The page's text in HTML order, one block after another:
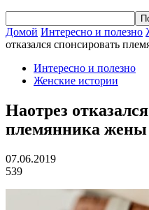
Домой Интересно и полезно
отказался спонсировать
Интересно и полезно
Женские истории
Наотрез
племянника жены
07.06.2019
539